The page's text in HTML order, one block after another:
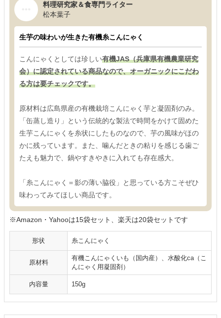
料理研究家＆食専門ライター
松本葉子
生芋の味わいが生きた有機糸こんにゃく
こんにゃくとしては珍しい有機JAS（兵庫県有機農業研究
会）に認定されている商品なので、オーガニックにこだわ
る方は要チェックです。
原材料は広島県産の有機栽培こんにゃく芋と凝固剤のみ。
「缶蒸し造り」という伝統的な製法で時間をかけて固めた
生芋こんにゃくを糸状にしたものなので、芋の風味がほの
かに残っています。また、噛んだときの粘りを感じる歯ご
たえも魅力で、鍋やすきやきに入れても存在感大。
「糸こんにゃく＝影の薄い脇役」と思っている方こそぜひ
味わってみてほしい商品です。
※Amazon・Yahooは15袋セット、楽天は20袋セットです
形状 糸こんにゃく
原材料
有機こんにゃくいも（国内産）、水酸化ca（こ
んにゃく用凝固剤）
内容量 150g